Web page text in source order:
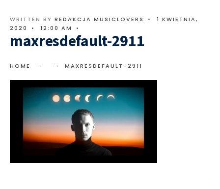
WRITTEN BY REDAKCJA MUSICLOVERS •
1 KWIETNIA,
2020
• 12:00 AM •
maxresdefault-2911
HOME MAXRESDEFAULT-2911